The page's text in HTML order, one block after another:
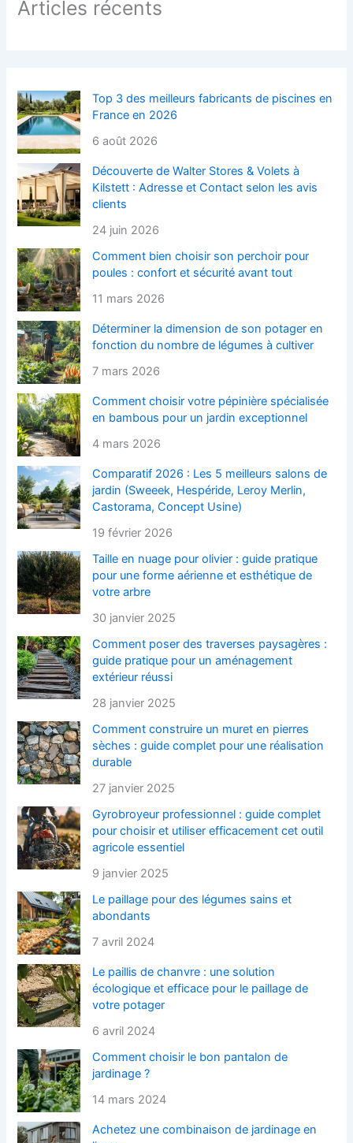
Articles récents
Top 3 des meilleurs fabricants de piscines en
France en 2026
6 août 2026
Découverte de Walter Stores & Volets à
Kilstett : Adresse et Contact selon les avis
clients
24 juin 2026
Comment bien choisir son perchoir pour
poules : confort et sécurité avant tout
11 mars 2026
Déterminer la dimension de son potager en
fonction du nombre de légumes à cultiver
7 mars 2026
Comment choisir votre pépinière spécialisée
en bambous pour un jardin exceptionnel
4 mars 2026
Comparatif 2026 : Les 5 meilleurs salons de
jardin (Sweeek, Hespéride, Leroy Merlin,
Castorama, Concept Usine)
19 février 2026
Taille en nuage pour olivier : guide pratique
pour une forme aérienne et esthétique de
votre arbre
30 janvier 2025
Comment poser des traverses paysagères :
guide pratique pour un aménagement
extérieur réussi
28 janvier 2025
Comment construire un muret en pierres
sèches : guide complet pour une réalisation
durable
27 janvier 2025
Gyrobroyeur professionnel : guide complet
pour choisir et utiliser efficacement cet outil
agricole essentiel
9 janvier 2025
Le paillage pour des légumes sains et
abondants
7 avril 2024
Le paillis de chanvre : une solution
écologique et efficace pour le paillage de
votre potager
6 avril 2024
Comment choisir le bon pantalon de
jardinage ?
14 mars 2024
Achetez une combinaison de jardinage en